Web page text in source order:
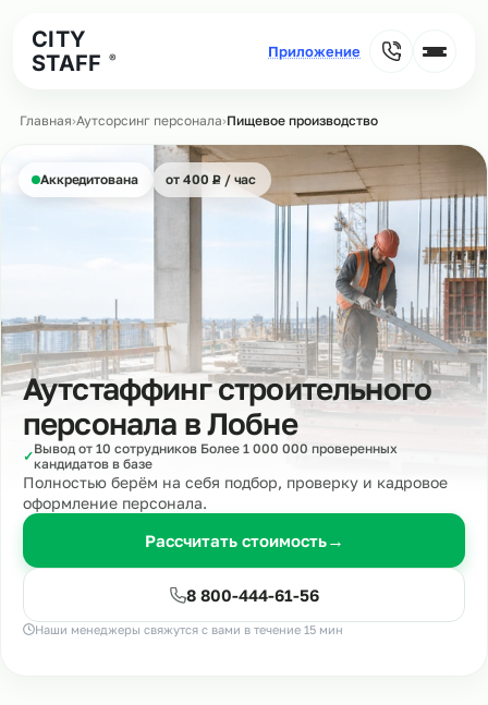
CITY
STAFF
®
Главная›Аутсорсинг персонала›Пищевое производство
Аккредитована от 400 ₽
Р/ час
Аутстаффинг строительного
персонала вЛобне
✓Вывод от 10 сотрудников Более 1 000 000 проверенных
кандидатов в базе
Полностью берём на себя подбор, проверку и кадровое
оформление персонала.
Рассчитать стоимость→
8 800-444-61-56
Наши менеджеры свяжутся с вами в течение 15 мин